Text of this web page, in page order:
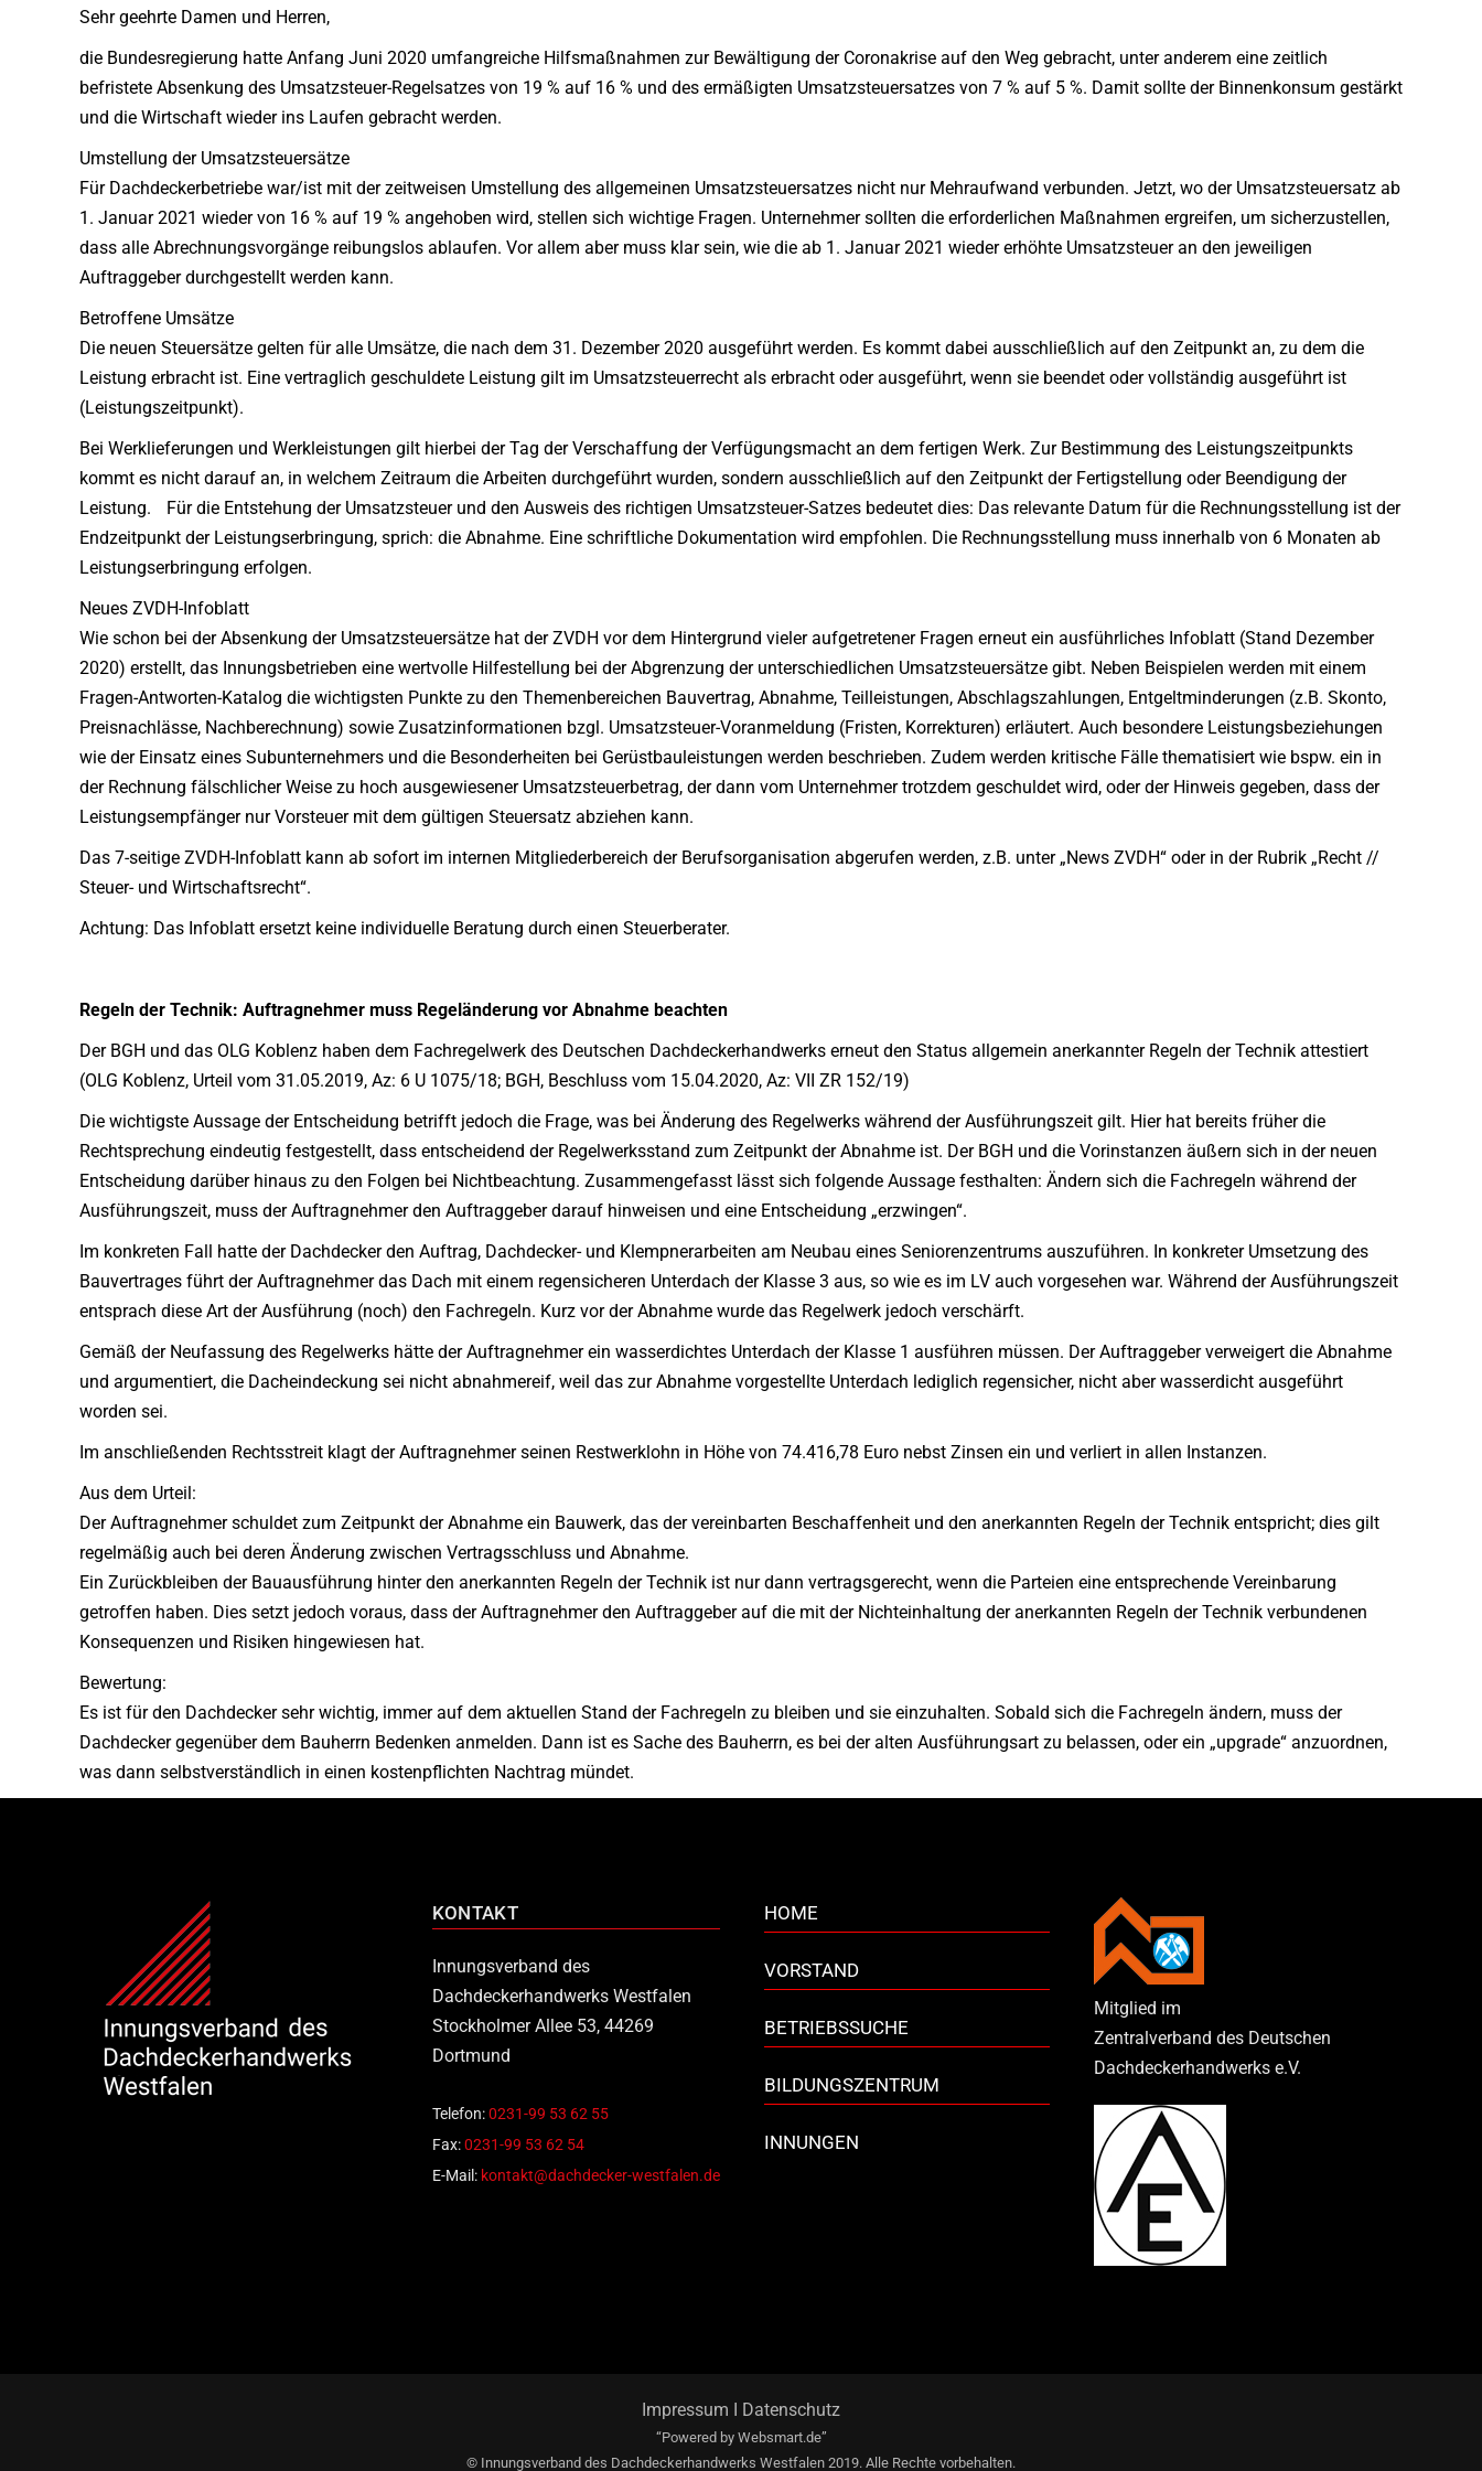
Sehr geehrte Damen und Herren,
die Bundesregierung hatte Anfang Juni 2020 umfangreiche Hilfsmaßnahmen zur Bewältigung der Coronakrise auf den Weg gebracht, unter anderem eine zeitlich
befristete Absenkung des Umsatzsteuer-Regelsatzes von 19 % auf 16 % und des ermäßigten Umsatzsteuersatzes von 7 % auf 5 %. Damit sollte der Binnenkonsum gestärkt
und die Wirtschaft wieder ins Laufen gebracht werden.
Umstellung der Umsatzsteuersätze
Für Dachdeckerbetriebe war/ist mit der zeitweisen Umstellung des allgemeinen Umsatzsteuersatzes nicht nur Mehraufwand verbunden. Jetzt, wo der Umsatzsteuersatz ab
1. Januar 2021 wieder von 16 % auf 19 % angehoben wird, stellen sich wichtige Fragen. Unternehmer sollten die erforderlichen Maßnahmen ergreifen, um sicherzustellen,
dass alle Abrechnungsvorgänge reibungslos ablaufen. Vor allem aber muss klar sein, wie die ab 1. Januar 2021 wieder erhöhte Umsatzsteuer an den jeweiligen
Auftraggeber durchgestellt werden kann.
Betroffene Umsätze
Die neuen Steuersätze gelten für alle Umsätze, die nach dem 31. Dezember 2020 ausgeführt werden. Es kommt dabei ausschließlich auf den Zeitpunkt an, zu dem die
Leistung erbracht ist. Eine vertraglich geschuldete Leistung gilt im Umsatzsteuerrecht als erbracht oder ausgeführt, wenn sie beendet oder vollständig ausgeführt ist
(Leistungszeitpunkt).
Bei Werklieferungen und Werkleistungen gilt hierbei der Tag der Verschaffung der Verfügungsmacht an dem fertigen Werk. Zur Bestimmung des Leistungszeitpunkts
kommt es nicht darauf an, in welchem Zeitraum die Arbeiten durchgeführt wurden, sondern ausschließlich auf den Zeitpunkt der Fertigstellung oder Beendigung der
Leistung. Für die Entstehung der Umsatzsteuer und den Ausweis des richtigen Umsatzsteuer-Satzes bedeutet dies: Das relevante Datum für die Rechnungsstellung ist der
Endzeitpunkt der Leistungserbringung, sprich: die Abnahme. Eine schriftliche Dokumentation wird empfohlen. Die Rechnungsstellung muss innerhalb von 6 Monaten ab
Leistungserbringung erfolgen.
Neues ZVDH-Infoblatt
Wie schon bei der Absenkung der Umsatzsteuersätze hat der ZVDH vor dem Hintergrund vieler aufgetretener Fragen erneut ein ausführliches Infoblatt (Stand Dezember
2020) erstellt, das Innungsbetrieben eine wertvolle Hilfestellung bei der Abgrenzung der unterschiedlichen Umsatzsteuersätze gibt. Neben Beispielen werden mit einem
Fragen-Antworten-Katalog die wichtigsten Punkte zu den Themenbereichen Bauvertrag, Abnahme, Teilleistungen, Abschlagszahlungen, Entgeltminderungen (z.B. Skonto,
Preisnachlässe, Nachberechnung) sowie Zusatzinformationen bzgl. Umsatzsteuer-Voranmeldung (Fristen, Korrekturen) erläutert. Auch besondere Leistungsbeziehungen
wie der Einsatz eines Subunternehmers und die Besonderheiten bei Gerüstbauleistungen werden beschrieben. Zudem werden kritische Fälle thematisiert wie bspw. ein in
der Rechnung fälschlicher Weise zu hoch ausgewiesener Umsatzsteuerbetrag, der dann vom Unternehmer trotzdem geschuldet wird, oder der Hinweis gegeben, dass der
Leistungsempfänger nur Vorsteuer mit dem gültigen Steuersatz abziehen kann.
Das 7-seitige ZVDH-Infoblatt kann ab sofort im internen Mitgliederbereich der Berufsorganisation abgerufen werden, z.B. unter „News ZVDH“ oder in der Rubrik „Recht //
Steuer- und Wirtschaftsrecht“.
Achtung: Das Infoblatt ersetzt keine individuelle Beratung durch einen Steuerberater.
Regeln der Technik: Auftragnehmer muss Regeländerung vor Abnahme beachten
Der BGH und das OLG Koblenz haben dem Fachregelwerk des Deutschen Dachdeckerhandwerks erneut den Status allgemein anerkannter Regeln der Technik attestiert
(OLG Koblenz, Urteil vom 31.05.2019, Az: 6 U 1075/18; BGH, Beschluss vom 15.04.2020, Az: VII ZR 152/19)
Die wichtigste Aussage der Entscheidung betrifft jedoch die Frage, was bei Änderung des Regelwerks während der Ausführungszeit gilt. Hier hat bereits früher die
Rechtsprechung eindeutig festgestellt, dass entscheidend der Regelwerksstand zum Zeitpunkt der Abnahme ist. Der BGH und die Vorinstanzen äußern sich in der neuen
Entscheidung darüber hinaus zu den Folgen bei Nichtbeachtung. Zusammengefasst lässt sich folgende Aussage festhalten: Ändern sich die Fachregeln während der
Ausführungszeit, muss der Auftragnehmer den Auftraggeber darauf hinweisen und eine Entscheidung „erzwingen“.
Im konkreten Fall hatte der Dachdecker den Auftrag, Dachdecker- und Klempnerarbeiten am Neubau eines Seniorenzentrums auszuführen. In konkreter Umsetzung des
Bauvertrages führt der Auftragnehmer das Dach mit einem regensicheren Unterdach der Klasse 3 aus, so wie es im LV auch vorgesehen war. Während der Ausführungszeit
entsprach diese Art der Ausführung (noch) den Fachregeln. Kurz vor der Abnahme wurde das Regelwerk jedoch verschärft.
Gemäß der Neufassung des Regelwerks hätte der Auftragnehmer ein wasserdichtes Unterdach der Klasse 1 ausführen müssen. Der Auftraggeber verweigert die Abnahme
und argumentiert, die Dacheindeckung sei nicht abnahmereif, weil das zur Abnahme vorgestellte Unterdach lediglich regensicher, nicht aber wasserdicht ausgeführt
worden sei.
Im anschließenden Rechtsstreit klagt der Auftragnehmer seinen Restwerklohn in Höhe von 74.416,78 Euro nebst Zinsen ein und verliert in allen Instanzen.
Aus dem Urteil:
Der Auftragnehmer schuldet zum Zeitpunkt der Abnahme ein Bauwerk, das der vereinbarten Beschaffenheit und den anerkannten Regeln der Technik entspricht; dies gilt
regelmäßig auch bei deren Änderung zwischen Vertragsschluss und Abnahme.
Ein Zurückbleiben der Bauausführung hinter den anerkannten Regeln der Technik ist nur dann vertragsgerecht, wenn die Parteien eine entsprechende Vereinbarung
getroffen haben. Dies setzt jedoch voraus, dass der Auftragnehmer den Auftraggeber auf die mit der Nichteinhaltung der anerkannten Regeln der Technik verbundenen
Konsequenzen und Risiken hingewiesen hat.
Bewertung:
Es ist für den Dachdecker sehr wichtig, immer auf dem aktuellen Stand der Fachregeln zu bleiben und sie einzuhalten. Sobald sich die Fachregeln ändern, muss der
Dachdecker gegenüber dem Bauherrn Bedenken anmelden. Dann ist es Sache des Bauherrn, es bei der alten Ausführungsart zu belassen, oder ein „upgrade“ anzuordnen,
was dann selbstverständlich in einen kostenpflichten Nachtrag mündet.
KONTAKT
Innungsverband des
Dachdeckerhandwerks Westfalen
Stockholmer Allee 53, 44269
Dortmund
Telefon:0231-99 53 62 55
Fax:0231-99 53 62 54
E-Mail: kontakt@dachdecker-westfalen.de
HOME
VORSTAND
BETRIEBSSUCHE
BILDUNGSZENTRUM
INNUNGEN
Mitglied im
Zentralverband des Deutschen
Dachdeckerhandwerks e.V.
© Innungsverband des Dachdeckerhandwerks Westfalen 2019. Alle Rechte vorbehalten.
Impressum I Datenschutz
“Powered by Websmart.de”